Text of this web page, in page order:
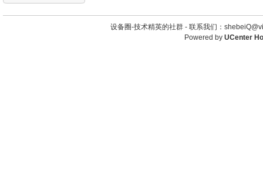
设备圈-技术精英的社群 - 联系我们：
Powered by UCenter